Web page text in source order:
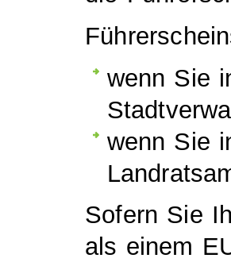
wenn Sie
wenn Sie
Sofern Sie
als einem